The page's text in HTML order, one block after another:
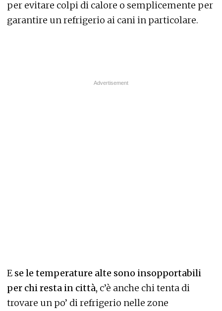
per evitare colpi di calore o semplicemente per
garantire un refrigerio ai cani in particolare.
E se le temperature alte sono insopportabili
per chi resta in città, c’è anche chi tenta di
trovare un po’ di refrigerio nelle zone